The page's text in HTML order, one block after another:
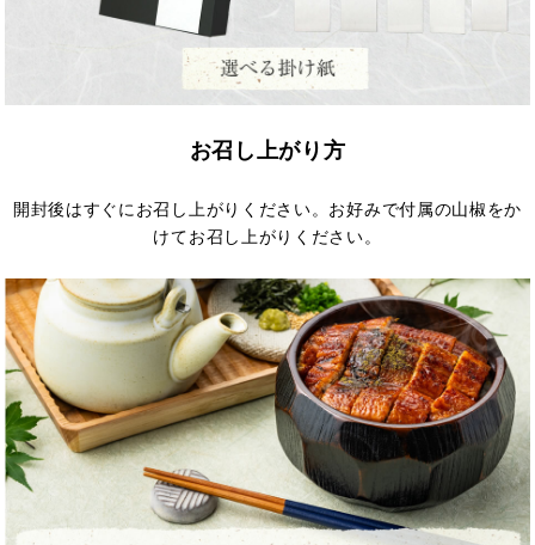
お召し上がり方
開封後はすぐにお召し上がりください。お好みで付属の山椒をか
けてお召し上がりください。